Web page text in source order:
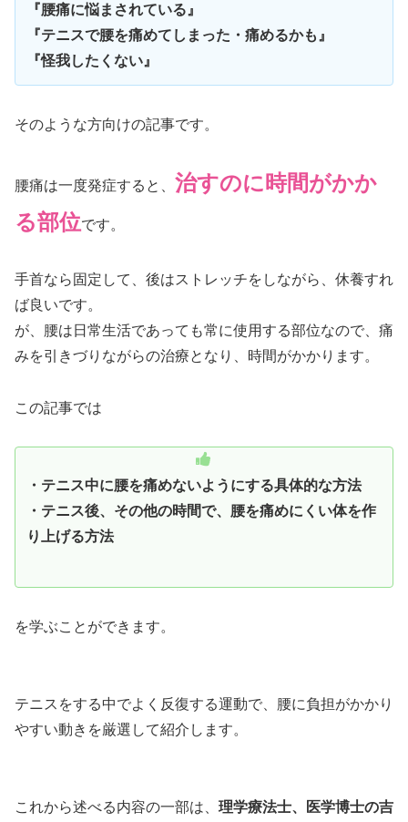
『腰痛に悩まされている』
『テニスで腰を痛めてしまった・痛めるかも』
『怪我したくない』
そのような方向けの記事です。
腰痛は一度発症すると、 治すのに時間がかか
る部位です。
手首なら固定して、後はストレッチをしながら、休養すれ
ば良いです。
が、腰は日常生活であっても常に使用する部位なので、痛
みを引きづりながらの治療となり、時間がかかります。
この記事では
・テニス中に腰を痛めないようにする具体的な方法
・テニス後、その他の時間で、腰を痛めにくい体を作
り上げる方法
を学ぶことができます。
テニスをする中でよく反復する運動で、腰に負担がかかり
やすい動きを厳選して紹介します。
これから述べる内容の一部は、 理学療法士、医学博士の吉